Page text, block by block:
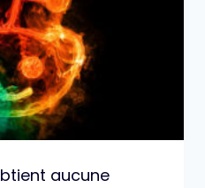
aucune